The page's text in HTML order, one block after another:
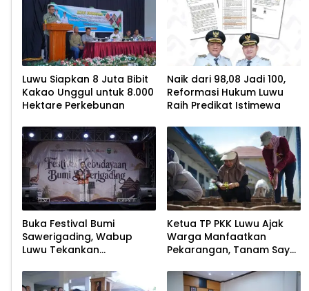
Luwu Siapkan 8 Juta Bibit
Kakao Unggul untuk 8.000
Hektare Perkebunan
Naik dari 98,08 Jadi 100,
Reformasi Hukum Luwu
Raih Predikat Istimewa
Buka Festival Bumi
Sawerigading, Wabup
Luwu Tekankan
Ketua TP PKK Luwu Ajak
Warga Manfaatkan
Pekarangan, Tanam Sayur